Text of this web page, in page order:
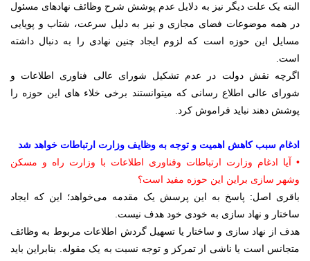
البته یک علت دیگر نیز به دلایل عدم پوشش شرح وظائف نهادهای مسئول
در همه موضوعات فضای مجازی و نیز به دلیل سرعت، شتاب و پویایی
مسایل این حوزه است که لزوم ایجاد چنین نهادی را به دنبال داشته
است.
اگرچه نقش دولت در عدم تشکیل شورای عالی فناوری اطلاعات و
شورای عالی اطلاع رسانی که میتوانستند برخی خلاء های این حوزه را
پوشش دهند نباید فراموش کرد.
ادغام سبب کاهش اهمیت و توجه به وظایف وزارت ارتباطات خواهد شد
• آیا ادغام وزارت ارتباطات وفناوری اطلاعات با وزارت راه و مسکن
وشهر سازی براین این حوزه مفید است؟
باقری اصل: پاسخ به این پرسش یک مقدمه می‌خواهد؛ این که ایجاد
ساختار و نهاد سازی به خودی خود هدف نیست.
هدف از نهاد سازی و ساختار یا تسهیل گردش اطلاعات مربوط به وظائف
متجانس است یا ناشی از تمرکز و توجه نسبت به یک مقوله. بنابراین باید